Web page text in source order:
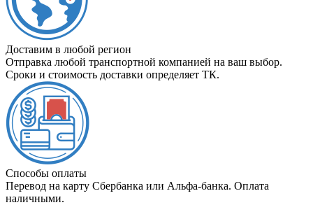
Доставим в любой регион
Отправка любой транспортной компанией на ваш выбор.
Сроки и стоимость доставки определяет ТК.
Способы оплаты
Перевод на карту Сбербанка или Альфа-банка. Оплата
наличными.